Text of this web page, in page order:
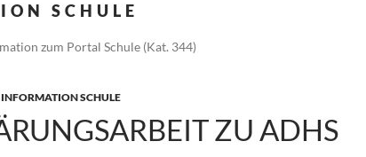
SCHULE
zum Portal Schule (Kat. 344)
SCHULE
ZU ADHS